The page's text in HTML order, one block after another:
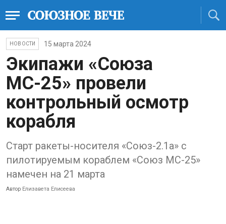
НОВОСТИ 15 марта 2024
Экипажи «Союза
МС-25» провели
контрольный осмотр
корабля
Старт ракеты-носителя «Союз-2.1а» с
пилотируемым кораблем «Союз МС-25»
намечен на 21 марта
Автор Елизавета Елисеева